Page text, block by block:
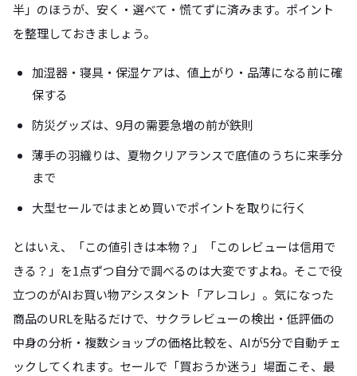
半」のほうが、安く・選べて・慌てずに済みます。ポイント
を整理しておきましょう。
加湿器・寝具・保湿ケアは、値上がり・品薄になる前に確
保する
防災グッズは、9月の需要急増の前が鉄則
薄手の羽織りは、夏物クリアランスで底値のうちに来季分
まで
大型セールではまとめ買いでポイントを取りに行く
とはいえ、「この値引きは本物？」「このレビューは信用で
きる？」を1点ずつ自分で調べるのは大変ですよね。そこで役
立つのがAIお買い物アシスタント「アレコレ」。気になった
商品のURLを貼るだけで、サクラレビューの検出・低評価の
中身の分析・複数ショップの価格比較を、AIが5分で自動チェ
ックしてくれます。セールで「買おうか迷う」場面こそ、最